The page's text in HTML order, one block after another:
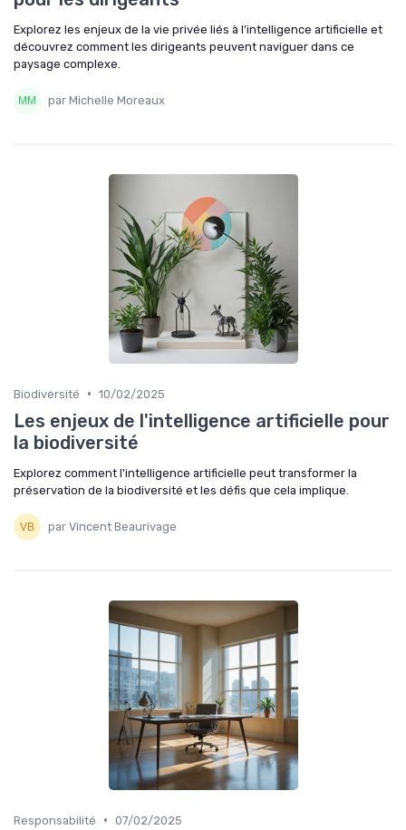
Explorez les enjeux de la vie privée liés à l'intelligence artificielle et
découvrez comment les dirigeants peuvent naviguer dans ce
paysage complexe.
par Michelle Moreaux
Biodiversité • 10/02/2025
Les enjeux de l'intelligence artificielle pour
la biodiversité
Explorez comment l'intelligence artificielle peut transformer la
préservation de la biodiversité et les défis que cela implique.
par Vincent Beaurivage
Responsabilité • 07/02/2025